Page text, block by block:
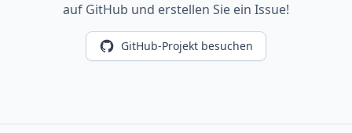
auf GitHub und erstellen Sie ein Issue!
GitHub-Projekt besuchen